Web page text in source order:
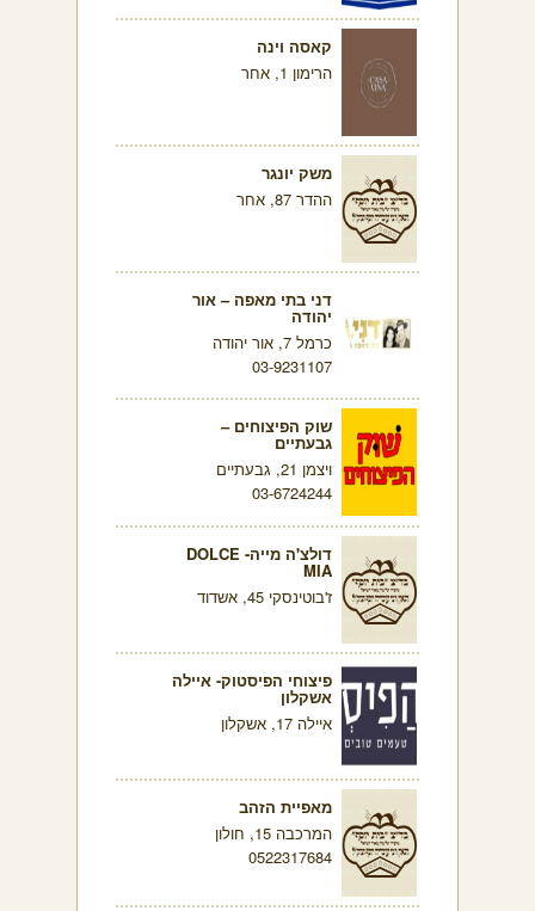
קאסה וינה
הרימון 1, אחר
משק יונגר
ההדר 87, אחר
דני בתי מאפה – אור
יהודה
כרמל 7, אור יהודה
03-9231107
שוק הפיצוחים –
גבעתיים
ויצמן 21, גבעתיים
03-6724244
דולצ'ה מייה- DOLCE
MIA
ז'בוטינסקי 45, אשדוד
פיצוחי הפיסטוק- איילה
אשקלון
איילה 17, אשקלון
מאפיית הזהב
המרכבה 15, חולון
0522317684